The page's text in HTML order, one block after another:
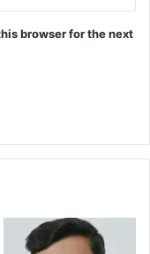
browser for the next